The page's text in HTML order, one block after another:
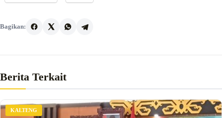
Bagikan:
Berita Terkait
KALTENG